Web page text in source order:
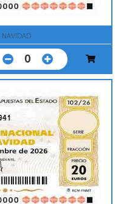
NAVIDAD
0